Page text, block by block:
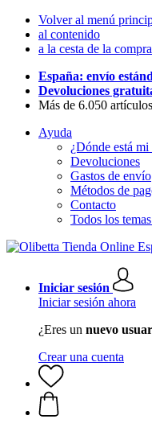
Volver al menú
al contenido
a la cesta de la compra
España: envío
Devoluciones
Más de 6.050 artículos
Ayuda
¿Dónde está
Devoluciones
Gastos de envío
Métodos de
Contacto
Todos los
Iniciar sesión
Iniciar sesión ahora
¿Eres un nuevo
Crear una cuenta